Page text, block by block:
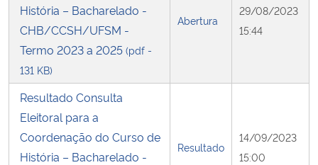
Secretaria-Geral
Secretaria de Governo
Advocacia-Geral da União
História – Bacharelado -
CHB/CCSH/UFSM -
Termo 2023 a 2025 (pdf -
131 KB)
Abertura
29/08/2023
15:44
Resultado Consulta
Eleitoral para a
Coordenação do Curso de
História – Bacharelado -
Resultado
14/09/2023
15:00